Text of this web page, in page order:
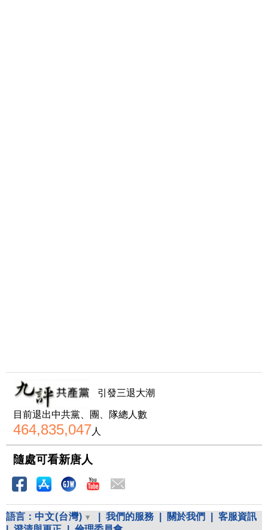
引發三退大潮
目前退出中共黨、團、隊總人數
464,835,047人
隨處可看新唐人
語言： 中文(台灣) 我們的服務 關於我們
客服資訊